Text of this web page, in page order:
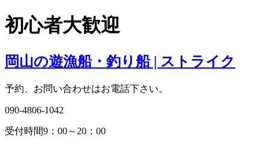
初心者大歓迎
岡山の遊漁船・釣り船 | ストライク
予約、お問い合わせはお電話下さい。
090-4806-1042
受付時間9：00～20：00